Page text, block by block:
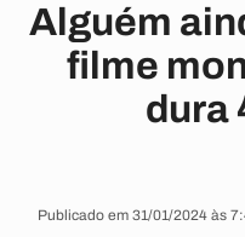
Alguém
filme
dura
Publicado em 31/01/2024 às